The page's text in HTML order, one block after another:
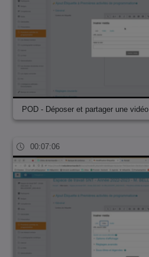
POD - Déposer et partager une vidéo
00:07:06